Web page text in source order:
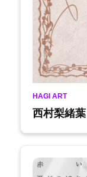
HAGI ART
西村梨緒